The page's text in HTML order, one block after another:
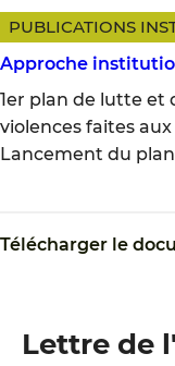
PUBLICATIONS
Approche
1er plan de lutte et
violences faites
Lancement du plan
Télécharger le
Lettre de